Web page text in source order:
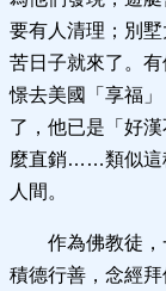
要有人清理；別
苦日子就來了。
憬去美國「享福
了，他已是「好
麼直銷……類似這
人間。
作為佛教徒
積德行善，念經拜